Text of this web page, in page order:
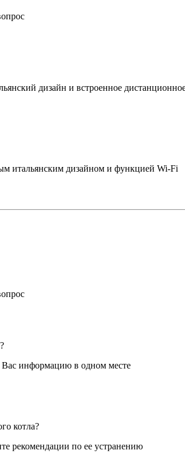
дизайн и встроенное
итальянским дизайном и функцией Wi-Fi
информацию в одном месте
котла?
рекомендации по ее устранению